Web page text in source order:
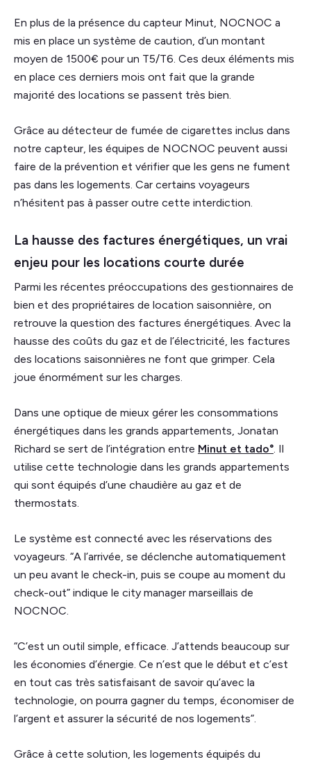
En plus de la présence du capteur Minut, NOCNOC a
mis en place un système de caution, d’un montant
moyen de 1500€ pour un T5/T6. Ces deux éléments mis
en place ces derniers mois ont fait que la grande
majorité des locations se passent très bien.
Grâce au détecteur de fumée de cigarettes inclus dans
notre capteur, les équipes de NOCNOC peuvent aussi
faire de la prévention et vérifier que les gens ne fument
pas dans les logements. Car certains voyageurs
n’hésitent pas à passer outre cette interdiction.
La hausse des factures énergétiques, un vrai
enjeu pour les locations courte durée
Parmi les récentes préoccupations des gestionnaires de
bien et des propriétaires de location saisonnière, on
retrouve la question des factures énergétiques. Avec la
hausse des coûts du gaz et de l’électricité, les factures
des locations saisonnières ne font que grimper. Cela
joue énormément sur les charges.
Dans une optique de mieux gérer les consommations
énergétiques dans les grands appartements, Jonatan
Richard se sert de l’intégration entre Minut et tado° . Il
utilise cette technologie dans les grands appartements
qui sont équipés d’une chaudière au gaz et de
thermostats.
Le système est connecté avec les réservations des
voyageurs. “A l’arrivée, se déclenche automatiquement
un peu avant le check-in, puis se coupe au moment du
check-out” indique le city manager marseillais de
NOCNOC.
“C’est un outil simple, efficace. J’attends beaucoup sur
les économies d’énergie. Ce n’est que le début et c’est
en tout cas très satisfaisant de savoir qu’avec la
technologie, on pourra gagner du temps, économiser de
l’argent et assurer la sécurité de nos logements”.
Grâce à cette solution, les logements équipés du